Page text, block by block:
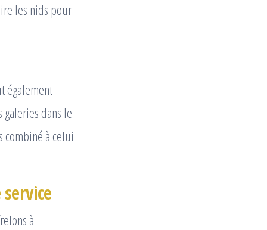
les nids pour
également
galeries dans le
combiné à celui
à